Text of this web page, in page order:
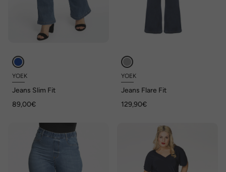
YOEK
Jeans Slim Fit
89,00€
YOEK
Jeans Flare Fit
129,90€